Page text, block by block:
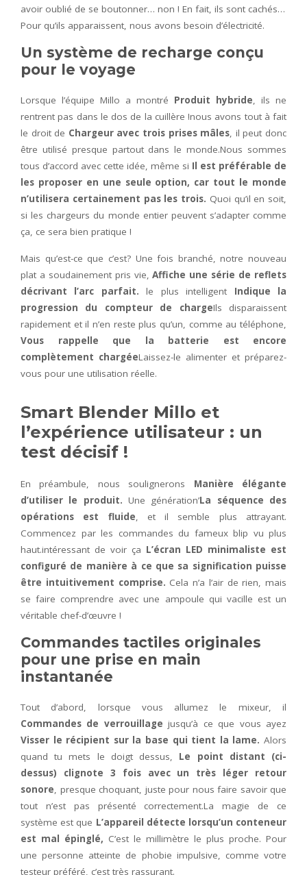
avoir oublié de se boutonner… non ! En fait, ils sont cachés…
Pour qu’ils apparaissent, nous avons besoin d’électricité.
Un système de recharge conçu
pour le voyage
Lorsque l’équipe Millo a montré Produit hybride, ils ne
rentrent pas dans le dos de la cuillère !nous avons tout à fait
le droit de Chargeur avec trois prises mâles, il peut donc
être utilisé presque partout dans le monde.Nous sommes
tous d’accord avec cette idée, même si Il est préférable de
les proposer en une seule option, car tout le monde
n’utilisera certainement pas les trois. Quoi qu’il en soit,
si les chargeurs du monde entier peuvent s’adapter comme
ça, ce sera bien pratique !
Mais qu’est-ce que c’est? Une fois branché, notre nouveau
plat a soudainement pris vie,Affiche une série de reflets
décrivant l’arc parfait. le plus intelligent Indique la
progression du compteur de chargeIls disparaissent
rapidement et il n’en reste plus qu’un, comme au téléphone,
Vous rappelle que la batterie est encore
complètement chargéeLaissez-le alimenter et préparez-
vous pour une utilisation réelle.
Smart Blender Millo et
l’expérience utilisateur : un
test décisif !
En préambule, nous soulignerons Manière élégante
d’utiliser le produit. Une génération’La séquence des
opérations est fluide, et il semble plus attrayant.
Commencez par les commandes du fameux blip vu plus
haut.intéressant de voir ça L’écran LED minimaliste est
configuré de manière à ce que sa signification puisse
être intuitivement comprise. Cela n’a l’air de rien, mais
se faire comprendre avec une ampoule qui vacille est un
véritable chef-d’œuvre !
Commandes tactiles originales
pour une prise en main
instantanée
Tout d’abord, lorsque vous allumez le mixeur, il
Commandes de verrouillage jusqu’à ce que vous ayez
Visser le récipient sur la base qui tient la lame. Alors
quand tu mets le doigt dessus, Le point distant (ci-
dessus) clignote 3 fois avec un très léger retour
sonore, presque choquant, juste pour nous faire savoir que
tout n’est pas présenté correctement.La magie de ce
système est que L’appareil détecte lorsqu’un conteneur
est mal épinglé, C’est le millimètre le plus proche. Pour
une personne atteinte de phobie impulsive, comme votre
testeur préféré, c’est très rassurant.